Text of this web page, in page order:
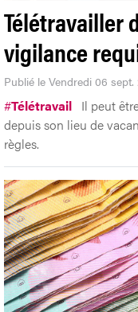
Télétravailler
vigilance
Publié le Vendredi 06 sept.
#Télétravail Il peut
depuis son lieu de
règles.